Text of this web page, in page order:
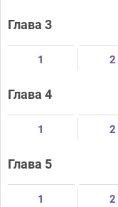
Глава 3
1 2
Глава 4
1 2
Глава 5
1 2